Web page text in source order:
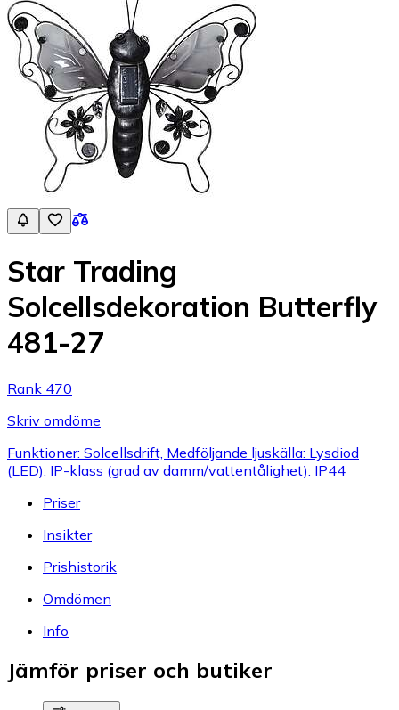
Star Trading
Solcellsdekoration Butterfly
481-27
Rank 470
Skriv omdöme
Funktioner: Solcellsdrift, Medföljande ljuskälla: Lysdiod
(LED), IP-klass (grad av damm/vattentålighet): IP44
Priser
Insikter
Prishistorik
Omdömen
Info
Jämför priser och butiker